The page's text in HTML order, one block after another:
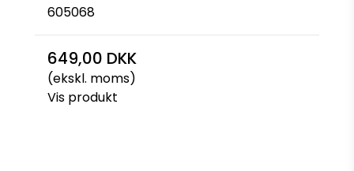
605068
649,00 DKK
(ekskl. moms)
Vis produkt